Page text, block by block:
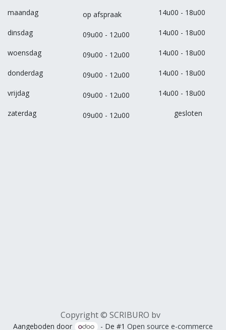
maandag
dinsdag
woensdag
donderdag
vrijdag
zaterdag
op afspraak
09u00 - 12u00
09u00 - 12u00
09u00 - 12u00
09u00 - 12u00
09u00 - 12u00
14u00 - 18u00
14u00 - 18u00
14u00 - 18u00
14u00 - 18u00
14u00 - 18u00
gesloten
Copyright © SCRIBURO bv
Aangeboden door - De #1Open source e-commerce